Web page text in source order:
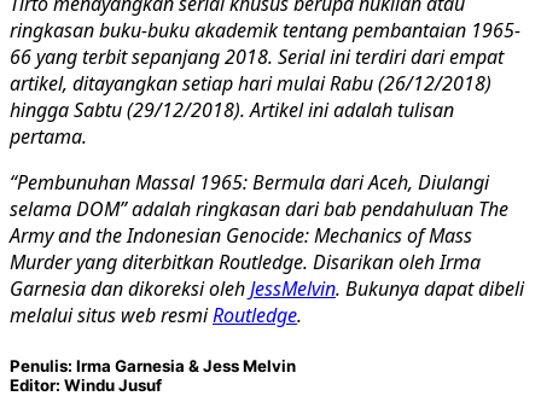
ringkasan buku-buku akademik tentang pembantaian 1965-
66 yang terbit sepanjang 2018. Serial ini terdiri dari empat
artikel, ditayangkan setiap hari mulai Rabu (26/12/2018)
hingga Sabtu (29/12/2018). Artikel ini adalah tulisan
pertama.
“Pembunuhan Massal 1965: Bermula dari Aceh, Diulangi
selama DOM” adalah ringkasan dari bab pendahuluan The
Army and the Indonesian Genocide: Mechanics of Mass
Murder yang diterbitkan Routledge. Disarikan oleh Irma
Garnesia dan dikoreksi olehJessMelvin. Bukunya dapat dibeli
melalui situs web resmiRoutledge.
Penulis: Irma Garnesia & Jess Melvin
Editor: Windu Jusuf